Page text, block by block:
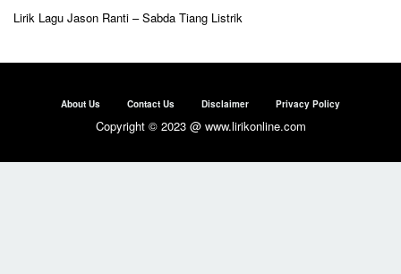
Lirik Lagu Jason Ranti – Sabda Tiang Listrik
About Us Contact Us Disclaimer Privacy Policy
Copyright © 2023 @ www.lirikonline.com